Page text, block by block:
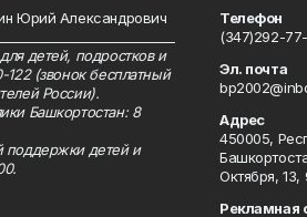
Юрий Александрович
детей, подростков и
(звонок бесплатный
России).
Башкортостан: 8
поддержки детей и
Телефон
(347)292-
Эл. почта
Адрес
450005,
Октября, 13,
Рекламная